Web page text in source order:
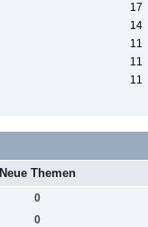
17
14
11
11
11
Neue Themen
0
0